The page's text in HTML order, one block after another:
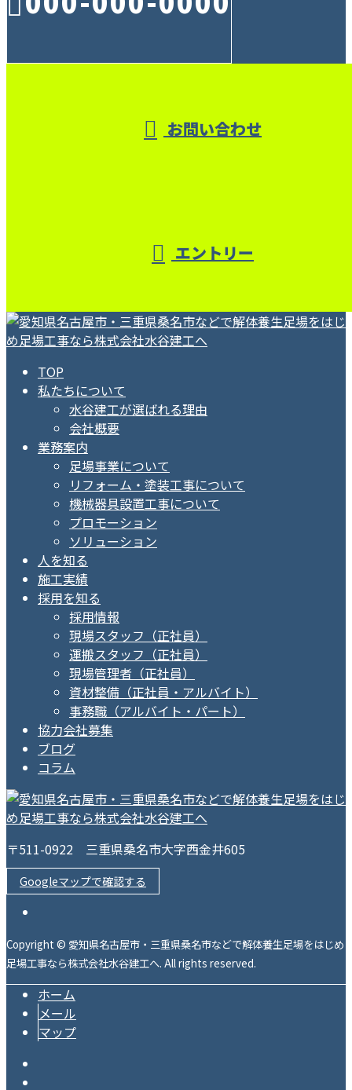
お問い合わせ
エントリー
TOP
私たちについて
水谷建工が選ばれる理由
会社概要
業務案内
足場事業について
リフォーム・塗装工事について
機械器具設置工事について
プロモーション
ソリューション
人を知る
施工実績
採用を知る
採用情報
現場スタッフ（正社員）
運搬スタッフ（正社員）
現場管理者（正社員）
資材整備（正社員・アルバイト）
事務職（アルバイト・パート）
協力会社募集
ブログ
コラム
〒511-0922 三重県桑名市大字西金井605
Googleマップで確認する
Copyright © 愛知県名古屋市・三重県桑名市などで解体養生足場をはじめ
足場工事なら株式会社水谷建工へ. All rights reserved.
ホーム
メール
マップ